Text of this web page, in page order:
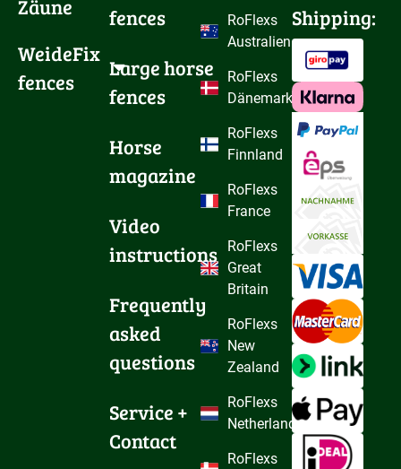
Zäune
WeideFix
fences
fences
Large horse
fences
Horse
magazine
Video
instructions
Frequently
asked
questions
Service +
Contact
RoFlexs
Australien
RoFlexs
Dänemark
RoFlexs
Finnland
RoFlexs
France
RoFlexs
Great
Britain
RoFlexs
New
Zealand
RoFlexs
Netherlands
RoFlexs
Shipping: